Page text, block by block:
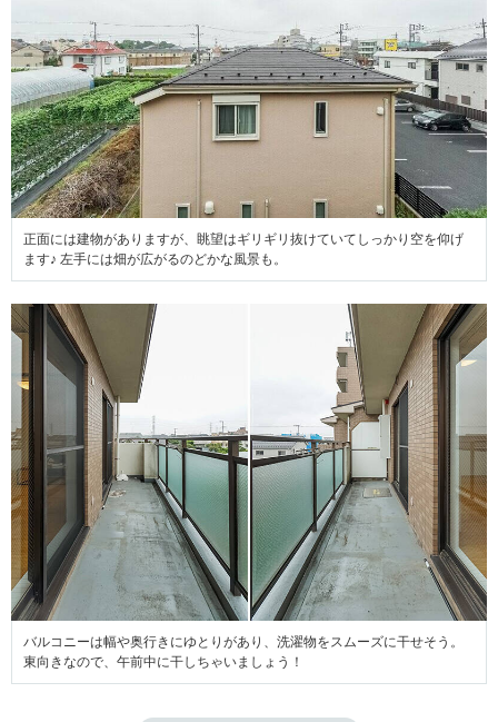
正面には建物がありますが、眺望はギリギリ抜けていてしっかり空を仰げ
ます♪ 左手には畑が広がるのどかな風景も。
バルコニーは幅や奥行きにゆとりがあり、洗濯物をスムーズに干せそう。
東向きなので、午前中に干しちゃいましょう！